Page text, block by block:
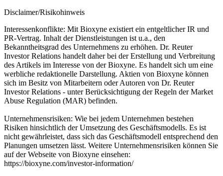
Disclaimer/Risikohinweis
Interessenkonflikte: Mit Bioxyne existiert ein entgeltlicher IR und
PR-Vertrag. Inhalt der Dienstleistungen ist u.a., den
Bekanntheitsgrad des Unternehmens zu erhöhen. Dr. Reuter
Investor Relations handelt daher bei der Erstellung und Verbreitung
des Artikels im Interesse von der Bioxyne. Es handelt sich um eine
werbliche redaktionelle Darstellung. Aktien von Bioxyne können
sich im Besitz von Mitarbeitern oder Autoren von Dr. Reuter
Investor Relations - unter Berücksichtigung der Regeln der Market
Abuse Regulation (MAR) befinden.
Unternehmensrisiken: Wie bei jedem Unternehmen bestehen
Risiken hinsichtlich der Umsetzung des Geschäftsmodells. Es ist
nicht gewährleistet, dass sich das Geschäftsmodell entsprechend den
Planungen umsetzen lässt. Weitere Unternehmensrisiken können Sie
auf der Webseite von Bioxyne einsehen:
https://bioxyne.com/investor-information/